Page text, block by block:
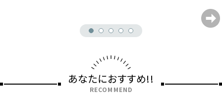
あなたにおすすめ!!
RECOMMEND